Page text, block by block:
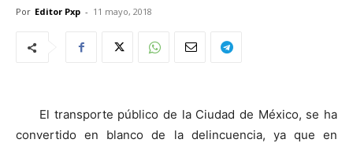
Por Editor Pxp - 11 mayo, 2018
El transporte público de la Ciudad de México, se ha
convertido en blanco de la delincuencia, ya que en